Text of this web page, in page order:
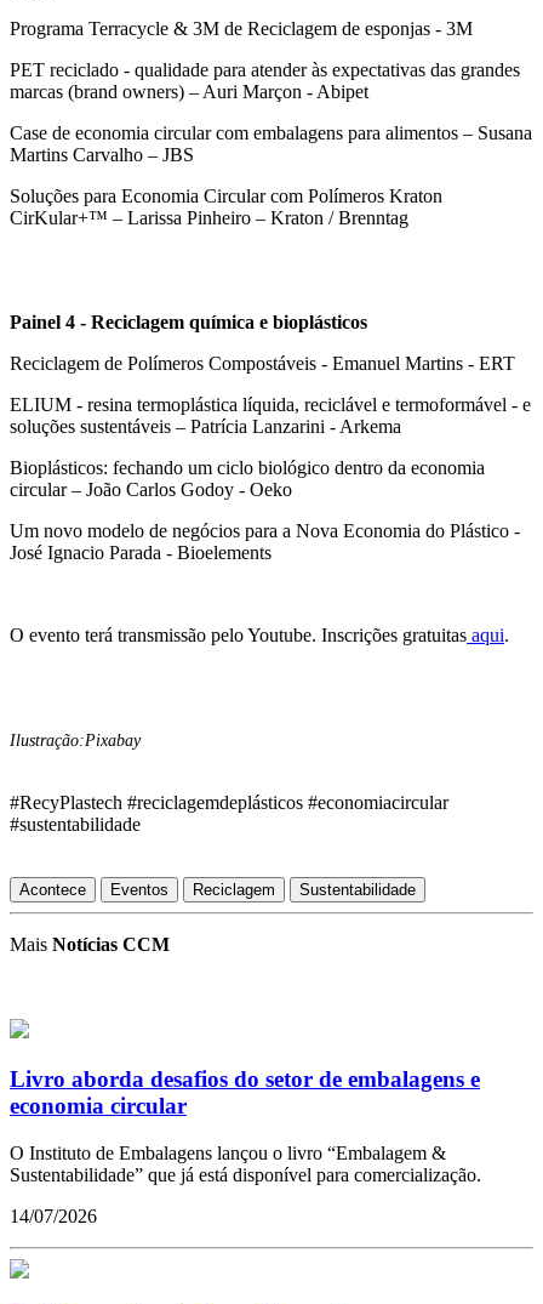
Programa Terracycle & 3M de Reciclagem de esponjas - 3M
PET reciclado - qualidade para atender às expectativas das grandes
marcas (brand owners) – Auri Marçon - Abipet
Case de economia circular com embalagens para alimentos – Susana
Martins Carvalho – JBS
Soluções para Economia Circular com Polímeros Kraton
CirKular+™ – Larissa Pinheiro – Kraton / Brenntag
Painel 4 - Reciclagem química e bioplásticos
Reciclagem de Polímeros Compostáveis - Emanuel Martins - ERT
ELIUM - resina termoplástica líquida, reciclável e termoformável - e
soluções sustentáveis – Patrícia Lanzarini - Arkema
Bioplásticos: fechando um ciclo biológico dentro da economia
circular – João Carlos Godoy - Oeko
Um novo modelo de negócios para a Nova Economia do Plástico -
José Ignacio Parada - Bioelements
O evento terá transmissão pelo Youtube. Inscrições gratuitas aqui.
Ilustração:Pixabay
#RecyPlastech #reciclagemdeplásticos #economiacircular
#sustentabilidade
Acontece Eventos Reciclagem Sustentabilidade
Mais Notícias CCM
Livro aborda desafios do setor de embalagens e
economia circular
O Instituto de Embalagens lançou o livro “Embalagem &
Sustentabilidade” que já está disponível para comercialização.
14/07/2026